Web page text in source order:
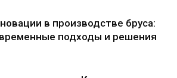
в производстве бруса:
подходы и решения